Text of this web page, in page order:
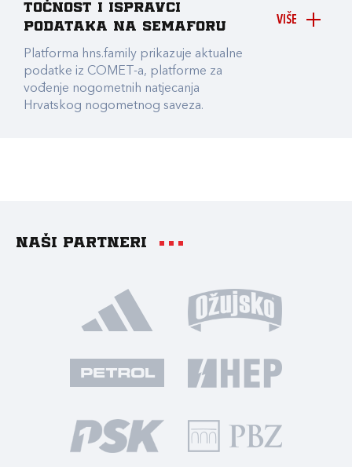
VIŠE
točnost i ispravci
podataka na Semaforu
Platforma hns.family prikazuje aktualne
podatke iz COMET-a, platforme za
vođenje nogometnih natjecanja
Hrvatskog nogometnog saveza.
Naši partneri